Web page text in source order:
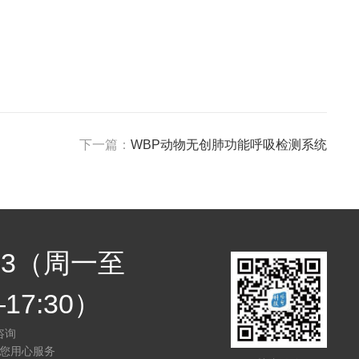
下一篇： WBP动物无创肺功能呼吸检测系统
（周一至
）
询
用心服务